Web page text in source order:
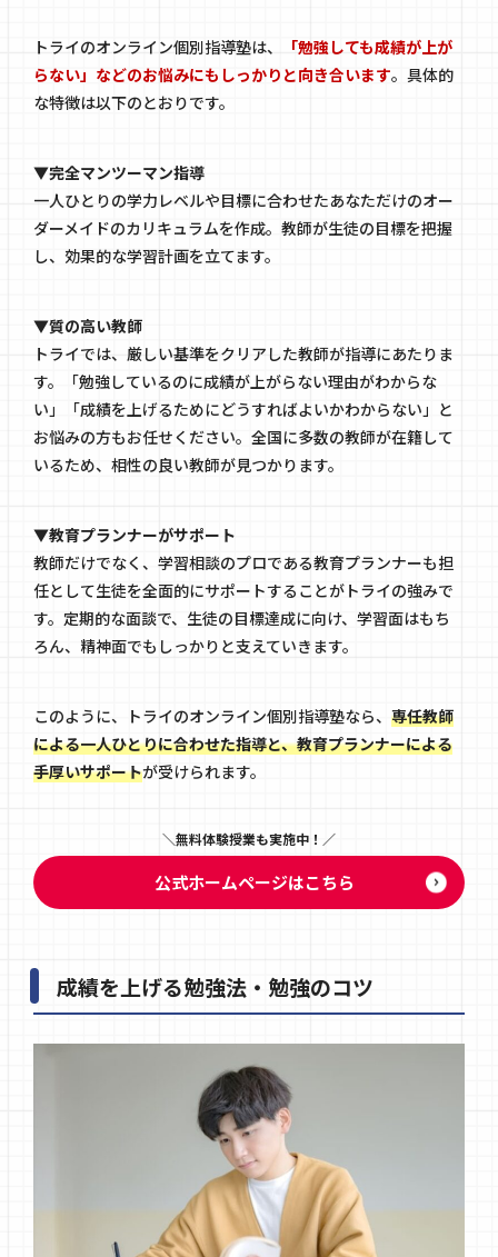
トライのオンライン個別指導塾は、
「勉強しても成績が上が
らない」などのお悩みにもしっかりと向き合います。具体的
な特徴は以下のとおりです。
▼完全マンツーマン指導
一人ひとりの学力レベルや目標に合わせたあなただけのオー
ダーメイドのカリキュラムを作成。教師が生徒の目標を把握
し、効果的な学習計画を立てます。
▼質の高い教師
トライでは、厳しい基準をクリアした教師が指導にあたりま
す。「勉強しているのに成績が上がらない理由がわからな
い」「成績を上げるためにどうすればよいかわからない」と
お悩みの方もお任せください。全国に多数の教師が在籍して
いるため、相性の良い教師が見つかります。
▼教育プランナーがサポート
教師だけでなく、学習相談のプロである教育プランナーも担
任として生徒を全面的にサポートすることがトライの強みで
す。定期的な面談で、生徒の目標達成に向け、学習面はもち
ろん、精神面でもしっかりと支えていきます。
このように、トライのオンライン個別指導塾なら、 専任教師
による一人ひとりに合わせた指導と、教育プランナーによる
手厚いサポートが受けられます。
無料体験授業も実施中！
公式ホームページはこちら
成績を上げる勉強法・勉強のコツ